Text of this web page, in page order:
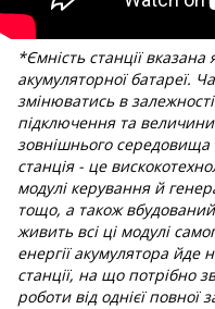
*Ємність станції
акумуляторної батареї.
змінюватись в
підключення та
зовнішнього
станція - це
модулі керування й
тощо, а також
живить всі ці модулі
енергії акумулятора йде
станції, на що потрібно
роботи від однієї повної